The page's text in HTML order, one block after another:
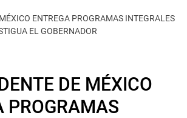
ENTREGA PROGRAMAS INTEGRALES
EL GOBERNADOR
DE MÉXICO
PROGRAMAS